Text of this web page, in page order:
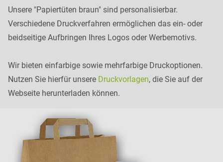
Unsere "Papiertüten braun" sind personalisierbar.
Verschiedene Druckverfahren ermöglichen das ein- oder
beidseitige Aufbringen Ihres Logos oder Werbemotivs.
Wir bieten einfarbige sowie mehrfarbige Druckoptionen.
Nutzen Sie hierfür unsere Druckvorlagen, die Sie auf der
Webseite herunterladen können.